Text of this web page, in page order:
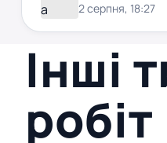
2 серпня, 18:27
Інші
робіт